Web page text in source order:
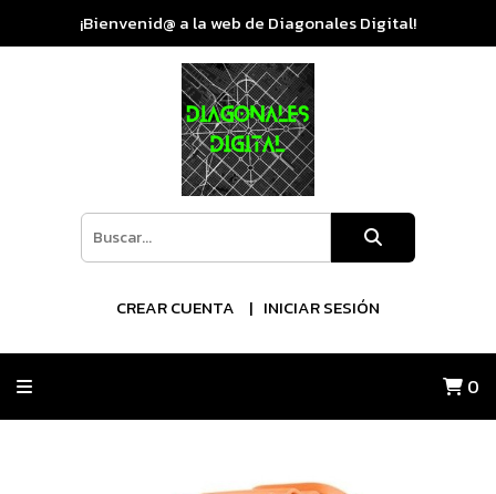
¡Bienvenid@ a la web de Diagonales Digital!
CREAR CUENTA INICIAR SESIÓN
0